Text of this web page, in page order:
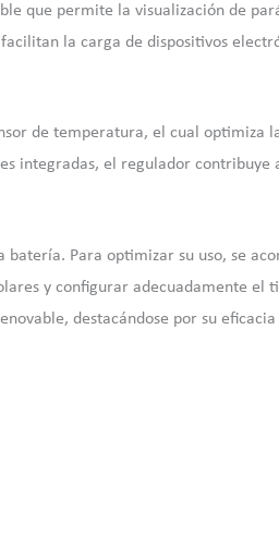
que permite la visualización de
la carga de dispositivos
de temperatura, el cual
integradas, el regulador
Para optimizar su uso, se
y configurar adecuadamente
destacándose por su